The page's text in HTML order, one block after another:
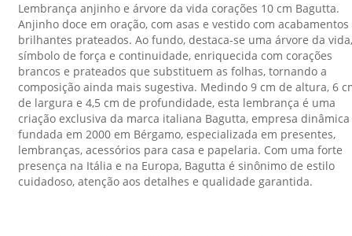
Lembrança anjinho e árvore da vida corações 10 cm Bagutta.
Anjinho doce em oração, com asas e vestido com acabamentos
brilhantes prateados. Ao fundo, destaca-se uma árvore da vida,
símbolo de força e continuidade, enriquecida com corações
brancos e prateados que substituem as folhas, tornando a
composição ainda mais sugestiva. Medindo 9 cm de altura, 6
de largura e 4,5 cm de profundidade, esta lembrança é uma
criação exclusiva da marca italiana Bagutta, empresa dinâmica
fundada em 2000 em Bérgamo, especializada em presentes,
lembranças, acessórios para casa e papelaria. Com uma forte
presença na Itália e na Europa, Bagutta é sinônimo de estilo
cuidadoso, atenção aos detalhes e qualidade garantida.